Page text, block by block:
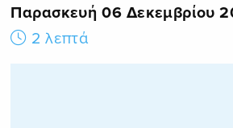
Παρασκευή 06 Δεκεμβρίου
2 λεπτά